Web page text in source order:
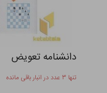
دانشنامه تعویض
تنها ۳ عدد در انبار باقی مانده